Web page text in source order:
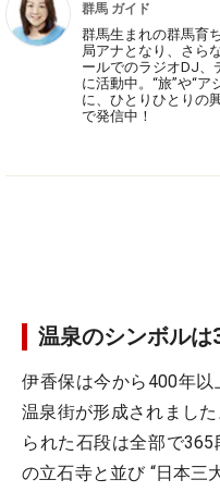
群馬 ガイド
群馬生まれの群馬育
局アナとなり、さら
ールでのラジオDJ、
に活動中。“旅”や“
に、ひとりひとりの
で発信中！
温泉のシンボルは
伊香保は今から400年
温泉街が形成されまし
られた石段は全部で
の立石寺と並び “日本三